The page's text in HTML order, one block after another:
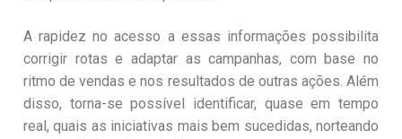
A rapidez no acesso a essas informações possibilita
corrigir rotas e adaptar as campanhas, com base no
ritmo de vendas e nos resultados de outras ações. Além
disso, torna-se possível identificar, quase em tempo
real, quais as iniciativas mais bem sucedidas, norteando